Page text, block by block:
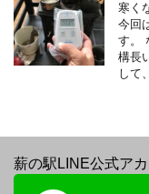
寒く
今回
す。
構長
して
薪の駅LINE公式ア